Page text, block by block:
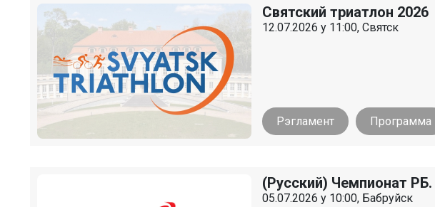
Святский триатлон 2026
12.07.2026 у 11:00, Святск
Рэгламент Программа
(Русский) Чемпионат
05.07.2026 у 10:00, Бабруйск